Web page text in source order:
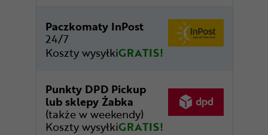
Paczkomaty InPost
24/7
Koszty wysyłkiGRATIS!
Punkty DPD Pickup
lub sklepy Żabka
(także w weekendy)
Koszty wysyłkiGRATIS!